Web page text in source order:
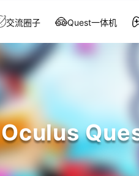
交流圈子 Quest一体机
Oculus